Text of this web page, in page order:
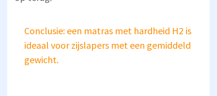
Conclusie: een matras met hardheid H2 is
ideaal voor zijslapers met een gemiddeld
gewicht.